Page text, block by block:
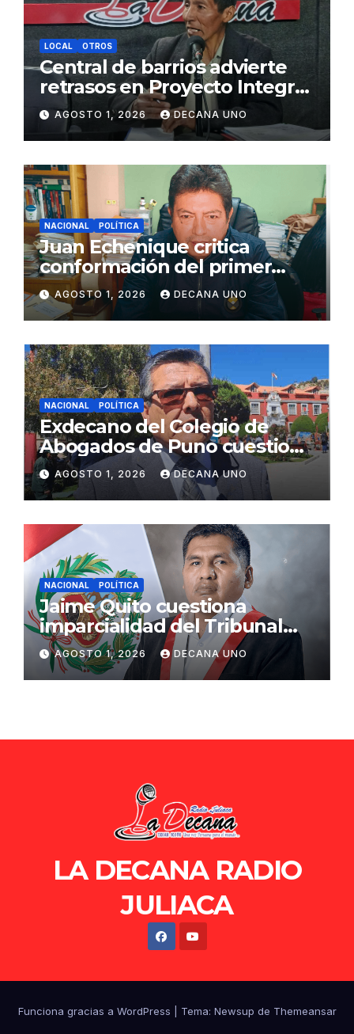
LOCAL OTROS
Central de barrios advierte
retrasos en Proyecto Integral
de Agua y Alcantarillado para
Juliaca
AGOSTO 1, 2026 DECANA UNO
NACIONAL POLÍTICA
Juan Echenique critica
conformación del primer
gabinete ministerial de Keiko
Fujimori
AGOSTO 1, 2026 DECANA UNO
NACIONAL POLÍTICA
Exdecano del Colegio de
Abogados de Puno cuestiona
propuestas sobre seguridad
ciudadana
AGOSTO 1, 2026 DECANA UNO
NACIONAL POLÍTICA
Jaime Quito cuestiona
imparcialidad del Tribunal
Constitucional tras liberación
de Ollanta Humala
AGOSTO 1, 2026 DECANA UNO
LA DECANA RADIO
JULIACA
Funciona gracias a WordPress Tema: Newsup de Themeansar